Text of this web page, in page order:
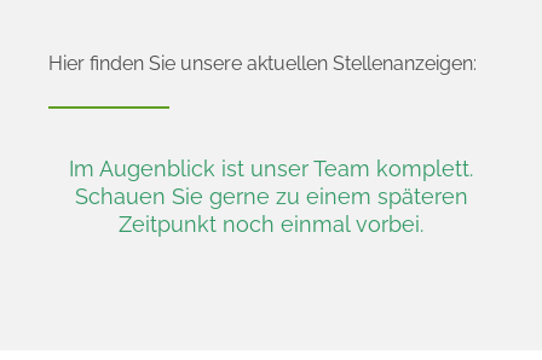
Hier finden Sie unsere aktuellen Stellenanzeigen:
Im Augenblick ist unser Team komplett.
Schauen Sie gerne zu einem späteren
Zeitpunkt noch einmal vorbei.